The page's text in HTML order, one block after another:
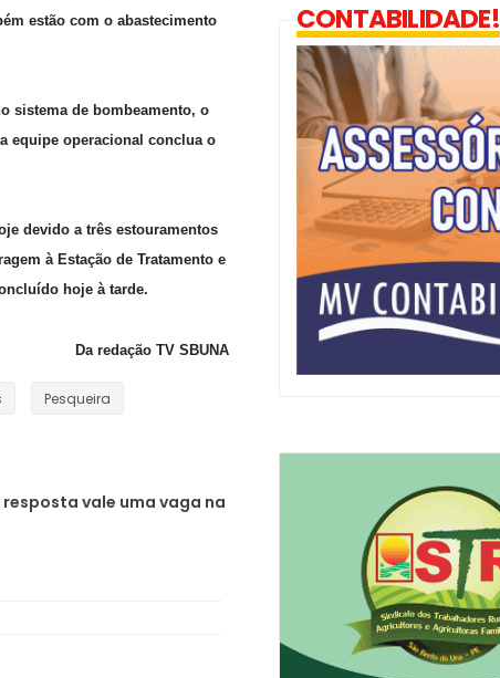
estão com o abastecimento
sistema de bombeamento, o
equipe operacional conclua o
devido a três estouramentos
à Estação de Tratamento e
hoje à tarde.
Da redação TV SBUNA
Pesqueira
vale uma vaga na
CONTABILIDADE!